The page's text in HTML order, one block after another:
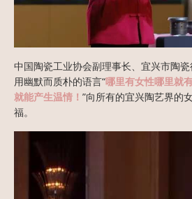
中国陶瓷工业协会副理事长、宜兴市陶
用幽默而质朴的语言“哪里有女性哪里就
就能产生温情！ ”向所有的宜兴陶艺界的
福。